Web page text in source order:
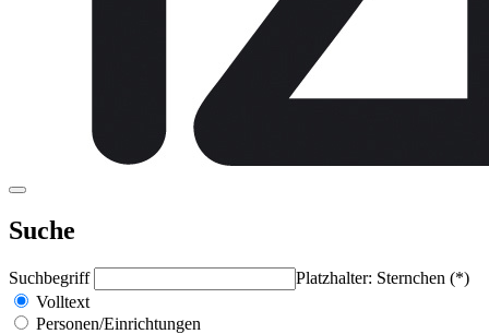
Suche
Suchbegriff
Platzhalter: Sternchen (*)
Volltext
Personen/Einrichtungen